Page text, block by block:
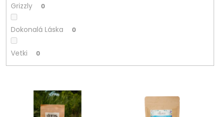
Grizzly 0
Dokonalá Láska 0
Vetki 0